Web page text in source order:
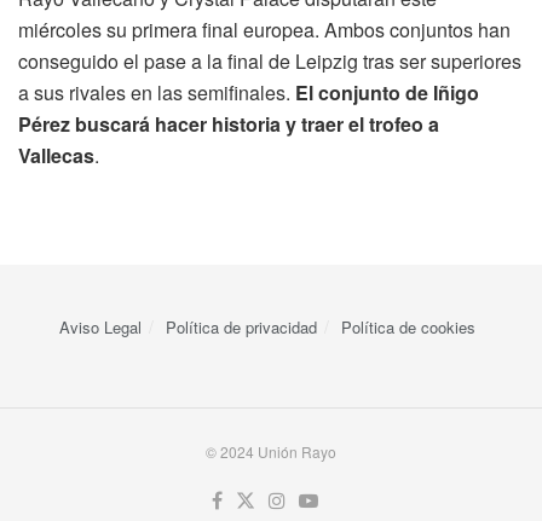
miércoles su primera final europea. Ambos conjuntos han
conseguido el pase a la final de Leipzig tras ser superiores
a sus rivales en las semifinales. El conjunto de Iñigo
Pérez buscará hacer historia y traer el trofeo a
Vallecas.
Aviso Legal Política de privacidad Política de cookies
© 2024 Unión Rayo